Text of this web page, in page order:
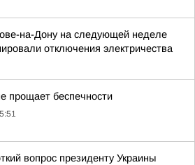
на-Дону на следующей неделе
отключения электричества
прощает беспечности
вопрос президенту Украины